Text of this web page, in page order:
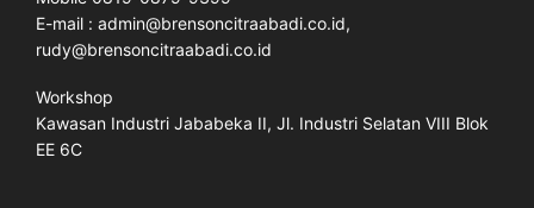
E-mail : admin@brensoncitraabadi.co.id,
rudy@brensoncitraabadi.co.id
Workshop
Kawasan Industri Jababeka II, Jl. Industri Selatan VIII Blok
EE 6C